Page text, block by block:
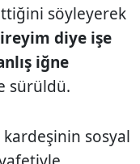
söyleyerek
diye işe
iğne
sürüldü.
kardeşinin sosyal